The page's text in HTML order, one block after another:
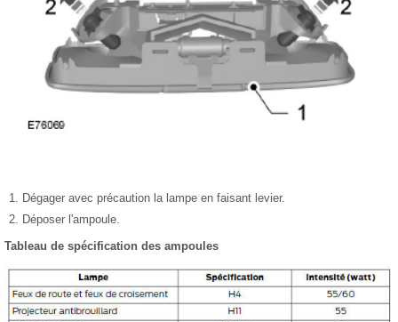
Dégager avec précaution la lampe en faisant levier.
Déposer l'ampoule.
Tableau de spécification des ampoules